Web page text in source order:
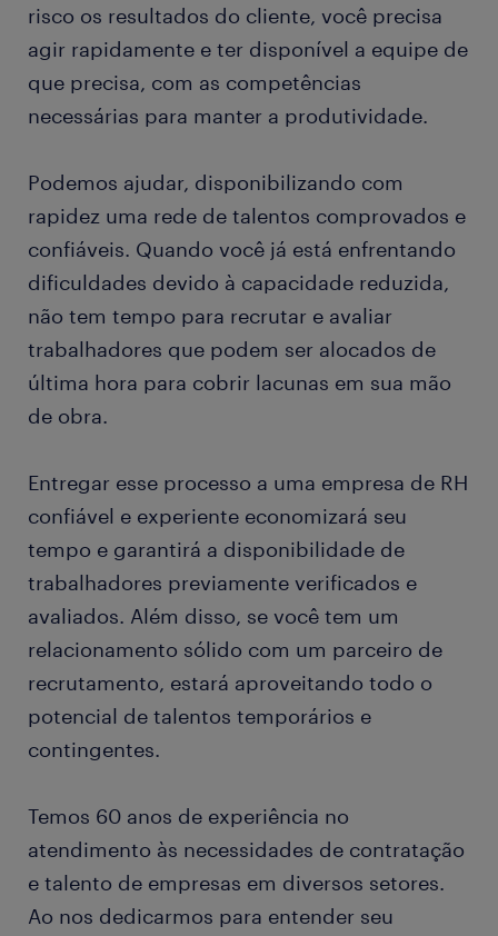
risco os resultados do cliente, você precisa
agir rapidamente e ter disponível a equipe de
que precisa, com as competências
necessárias para manter a produtividade.
Podemos ajudar, disponibilizando com
rapidez uma rede de talentos comprovados e
confiáveis. Quando você já está enfrentando
dificuldades devido à capacidade reduzida,
não tem tempo para recrutar e avaliar
trabalhadores que podem ser alocados de
última hora para cobrir lacunas em sua mão
de obra.
Entregar esse processo a uma empresa de RH
confiável e experiente economizará seu
tempo e garantirá a disponibilidade de
trabalhadores previamente verificados e
avaliados. Além disso, se você tem um
relacionamento sólido com um parceiro de
recrutamento, estará aproveitando todo o
potencial de talentos temporários e
contingentes.
Temos 60 anos de experiência no
atendimento às necessidades de contratação
e talento de empresas em diversos setores.
Ao nos dedicarmos para entender seu